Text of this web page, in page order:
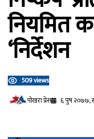
नियमित
‘निर्देशन
509 views
प‍ोखरा प्रेस
६ पुष २०७७,